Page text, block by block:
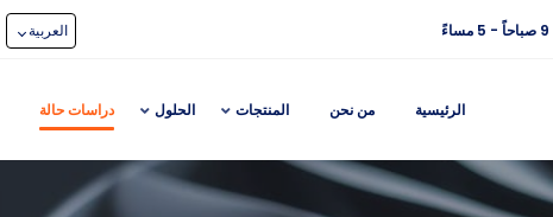
العربية
الرئيسية من نحن المنتجات الحلول دراسات حالة